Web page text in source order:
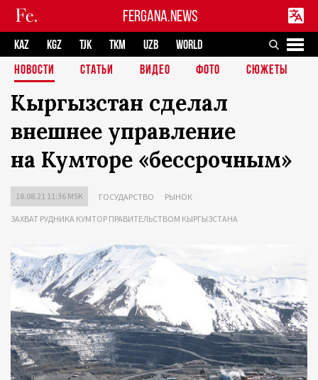
FERGANA.NEWS
KAZ KGZ TJK TKM UZB
WORLD
НОВОСТИ
СТАТЬИ ВИДЕО ФОТО СЮЖЕТЫ
Кыргызстан сделал
внешнее управление
на Кумторе «бессрочным»
18.08.21 11:36 MSK ГОСУДАРСТВО РЫНОК
ЗАХВАТ РУДНИКА КУМТОР ПРАВИТЕЛЬСТВОМ КЫРГЫЗСТАНА